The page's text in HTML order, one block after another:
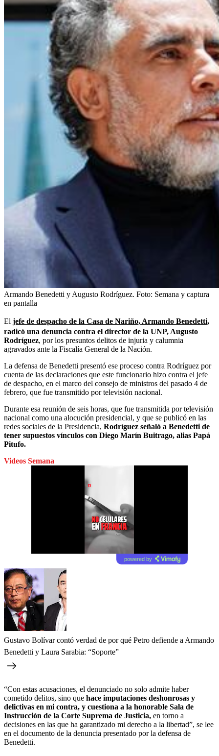
Armando Benedetti y Augusto Rodríguez. Foto: Semana y captura
en pantalla
El jefe de despacho de la Casa de Nariño, Armando Benedetti,
radicó una denuncia contra el director de la UNP, Augusto
Rodríguez, por los presuntos delitos de injuria y calumnia
agravados ante la Fiscalía General de la Nación.
La defensa de Benedetti presentó ese proceso contra Rodríguez por
cuenta de las declaraciones que este funcionario hizo contra el jefe
de despacho, en el marco del consejo de ministros del pasado 4 de
febrero, que fue transmitido por televisión nacional.
Durante esa reunión de seis horas, que fue transmitida por televisión
nacional como una alocución presidencial, y que se publicó en las
redes sociales de la Presidencia, Rodríguez señaló a Benedetti de
tener supuestos vínculos con Diego Marín Buitrago, alias Papá
Pitufo.
Videos Semana
powered by
Gustavo Bolívar contó verdad de por qué Petro defiende a Armando
Benedetti y Laura Sarabia: “Soporte”
“Con estas acusaciones, el denunciado no solo admite haber
cometido delitos, sino que hace imputaciones deshonrosas y
delictivas en mi contra, y cuestiona a la honorable Sala de
Instrucción de la Corte Suprema de Justicia, en torno a
decisiones en las que ha garantizado mi derecho a la libertad”, se lee
en el documento de la denuncia presentado por la defensa de
Benedetti.